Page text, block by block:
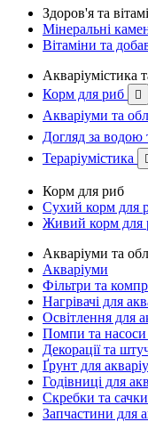
Здоров'я та
Мінеральні
Вітаміни та
Акваріумістика
Корм для риб

Акваріуми та
Догляд за водою
Тераріумістика
Корм для риб
Сухий корм для
Живий корм для
Акваріуми та
Акваріуми
Фільтри та
Нагрівачі для
Освітлення для
Помпи та насоси
Декорації та
Ґрунт для
Годівниці для
Скребки та
Запчастини для